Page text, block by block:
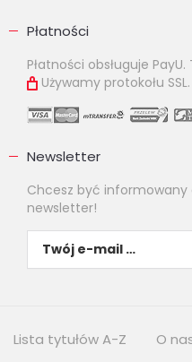
Płatności
Płatności obsługuje
Używamy protokołu SSL.
Newsletter
Chcesz być informowany
newsletter!
Lista tytułów A-Z O